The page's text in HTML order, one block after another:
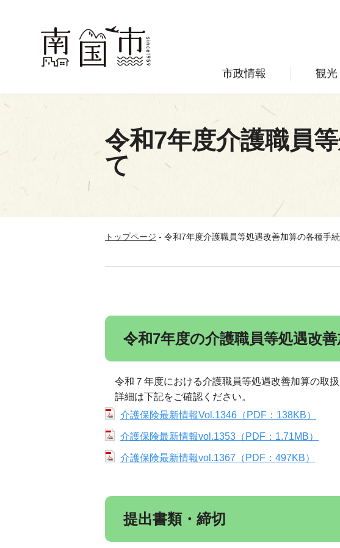
市政情報 観光
令和7年度介護職員
て
トップページ - 令和7年度介護職員等処遇改善加算の各種手
令和7年度の介護職員等処遇改
令和７年度における介護職員等処遇改善加算の取
詳細は下記をご確認ください。
介護保険最新情報Vol.1346（PDF：138KB）
介護保険最新情報vol.1353（PDF：1.71MB）
介護保険最新情報vol.1367（PDF：497KB）
提出書類・締切